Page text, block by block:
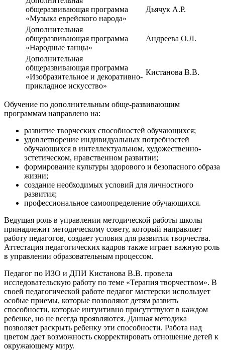
общеразвивающая программа
«Музыка еврейского народа»
Дьячук А.Р.
Дополнительная
общеразвивающая программа
«Народные танцы»
Андреева О.Л.
Дополнительная
общеразвивающая программа
«Изобразительное и декоративно-
прикладное искусство»
Кистанова В.В.
Обучение по дополнительным обще-развивающим
программам направлено на:
развитие творческих способностей обучающихся;
удовлетворение индивидуальных потребностей
обучающихся в интеллектуальном, художественно-
эстетическом, нравственном развитии;
формирование культуры здорового и безопасного образа
жизни;
создание необходимых условий для личностного
развития;
профессиональное самоопределение обучающихся.
Ведущая роль в управлении методической работы школы
принадлежит методическому совету, который направляет
работу педагогов, создает условия для развития творчества.
Аттестация педагогических кадров также играет важную роль
в управлении образовательным процессом.
Педагог по ИЗО и ДПИ Кистанова В.В. провела
исследовательскую работу по теме «Терапия творчеством». В
своей педагогической работе педагог мастерски использует
особые приемы, которые позволяют детям развить
способности, которые интуитивно присутствуют в каждом
ребенке, но не всегда проявляются. Данная методика
позволяет раскрыть ребенку эти способности. Работа над
цветом дает возможность скорректировать отношение детей к
окружающему миру.